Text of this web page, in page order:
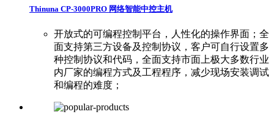
Thinuna CP-3000PRO 网络智能中控主机
开放式的可编程控制平台，人性化的操作界面；全
面支持第三方设备及控制协议，客户可自行设置多
种控制协议和代码，全面支持市面上极大多数行业
内厂家的编程方式及工程程序，减少现场安装调试
和编程的难度；